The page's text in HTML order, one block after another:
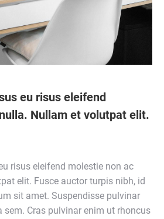
eu risus eleifend
Nullam et volutpat elit.
risus eleifend molestie non ac
elit. Fusce auctor turpis nibh, id
sit amet. Suspendisse pulvinar
Cras pulvinar enim ut rhoncus